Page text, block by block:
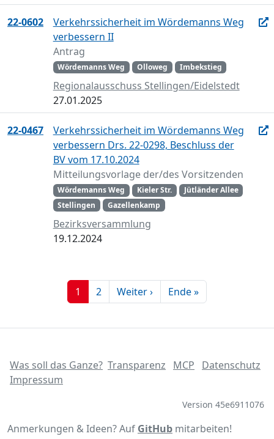
22-0602
Verkehrssicherheit im Wördemanns Weg
verbessern II
Antrag
Wördemanns Weg Olloweg Imbekstieg
Regionalausschuss Stellingen/Eidelstedt
27.01.2025
22-0467
Verkehrssicherheit im Wördemanns Weg
verbessern Drs. 22-0298, Beschluss der
BV vom 17.10.2024
Mitteilungsvorlage der/des Vorsitzenden
Wördemanns Weg Kieler Str.
Jütländer Allee
Stellingen
Gazellenkamp
Bezirksversammlung
19.12.2024
1 2 Weiter › Ende »
Was soll das Ganze? Transparenz MCP
Datenschutz
Impressum
Version 45e6911076
Anmerkungen & Ideen? Auf GitHub mitarbeiten!